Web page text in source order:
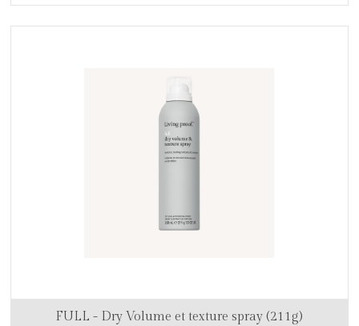
FULL - Dry Volume et texture spray (211g)